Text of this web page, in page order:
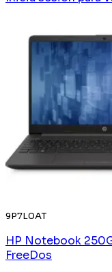
9P7L0AT
HP Notebook
FreeDos